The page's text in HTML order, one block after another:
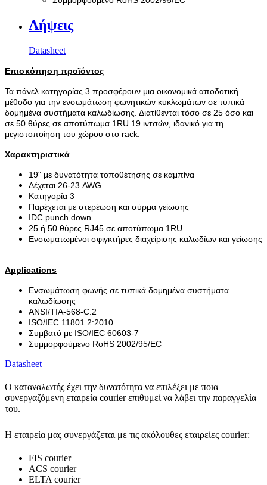
Λήψεις
Datasheet
Επισκόπηση προϊόντος
Τα πάνελ κατηγορίας 3 προσφέρουν μια οικονομικά αποδοτική
μέθοδο για την ενσωμάτωση φωνητικών κυκλωμάτων σε τυπικά
δομημένα συστήματα καλωδίωσης. Διατίθενται τόσο σε 25 όσο και
σε 50 θύρες σε αποτύπωμα 1RU 19 ιντσών, ιδανικό για τη
μεγιστοποίηση του χώρου στο rack.
Χαρακτηριστικά
19" με δυνατότητα τοποθέτησης σε καμπίνα
Δέχεται 26-23 AWG
Κατηγορία 3
Παρέχεται με στερέωση και σύρμα γείωσης
IDC punch down
25 ή 50 θύρες RJ45 σε αποτύπωμα 1RU
Ενσωματωμένοι σφιγκτήρες διαχείρισης καλωδίων και γείωσης
Applications
Ενσωμάτωση φωνής σε τυπικά δομημένα συστήματα
καλωδίωσης
ANSI/TIA-568-C.2
ISO/IEC 11801.2:2010
Συμβατό με ISO/IEC 60603-7
Συμμορφούμενο RoHS 2002/95/EC
Datasheet
Ο καταναλωτής έχει την δυνατότητα να επιλέξει με ποια
συνεργαζόμενη εταιρεία courier επιθυμεί να λάβει την παραγγελία
του.
Η εταιρεία μας συνεργάζεται με τις ακόλουθες εταιρείες courier:
FIS courier
ACS courier
ELTA courier